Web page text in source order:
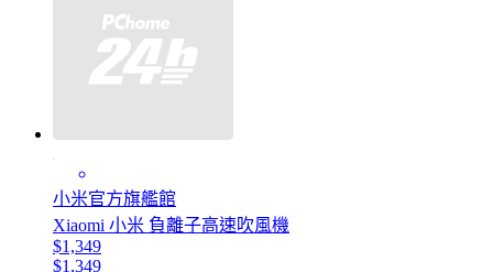
小米官方旗艦館
Xiaomi 小米 負離子高速吹風機
$1,349
$1,349